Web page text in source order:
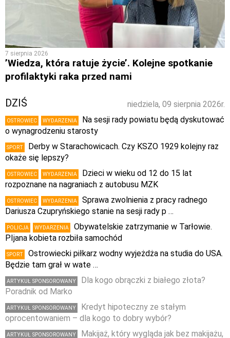
7 sierpnia 2026
’Wiedza, która ratuje życie’. Kolejne spotkanie
profilaktyki raka przed nami
niedziela, 09 sierpnia 2026r.
DZIŚ
OSTROWIEC WYDARZENIA
Na sesji rady powiatu będą dyskutować
o wynagrodzeniu starosty
SPORT
Derby w Starachowicach. Czy KSZO 1929 kolejny raz
okaże się lepszy?
OSTROWIEC WYDARZENIA
Dzieci w wieku od 12 do 15 lat
rozpoznane na nagraniach z autobusu MZK
OSTROWIEC WYDARZENIA
Sprawa zwolnienia z pracy radnego
Dariusza Czupryńskiego stanie na sesji rady p …
POLICJA WYDARZENIA
Obywatelskie zatrzymanie w Tarłowie.
PIjana kobieta rozbiła samochód
SPORT
Ostrowiecki piłkarz wodny wyjeżdża na studia do USA.
Będzie tam grał w wate …
ARTYKUŁ SPONSOROWANY
Dla kogo obrączki z białego złota?
Poradnik od Marko
ARTYKUŁ SPONSOROWANY
Kredyt hipoteczny ze stałym
oprocentowaniem – dla kogo to dobry wybór?
ARTYKUŁ SPONSOROWANY
Makijaż, który wygląda jak bez makijażu,